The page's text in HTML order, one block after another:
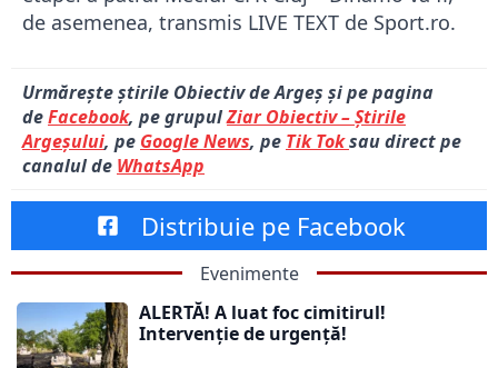
de asemenea, transmis LIVE TEXT de Sport.ro.
Urmărește știrile Obiectiv de Argeș și pe pagina
deFacebook, pe grupulZiar Obiectiv – Știrile
Argeșului, pe Google News, pe Tik Toksau direct pe
canalul de WhatsApp
Distribuie pe Facebook
Evenimente
ALERTĂ! A luat foc cimitirul!
Intervenție de urgență!